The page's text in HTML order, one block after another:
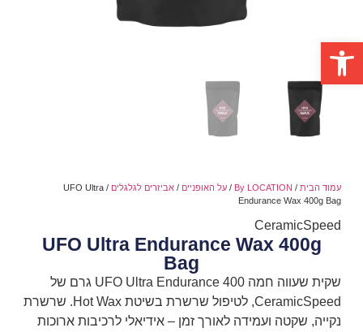
פתח סרגל נגישות
עמוד הבית/
By LOCATION
/ על האופניים / אביזרים לגלגלים
/ UFO Ultra
Endurance Wax 400g Bag
CeramicSpeed
UFO Ultra Endurance Wax 400g
Bag
שקית שעווה חמה UFO Ultra Endurance 400 גרם של
CeramicSpeed, לטיפול שרשרת בשיטת Hot Wax. שרשרת
נקייה, שקטה ועמידה לאורך זמן – אידיאלי לרכיבות ארוכות